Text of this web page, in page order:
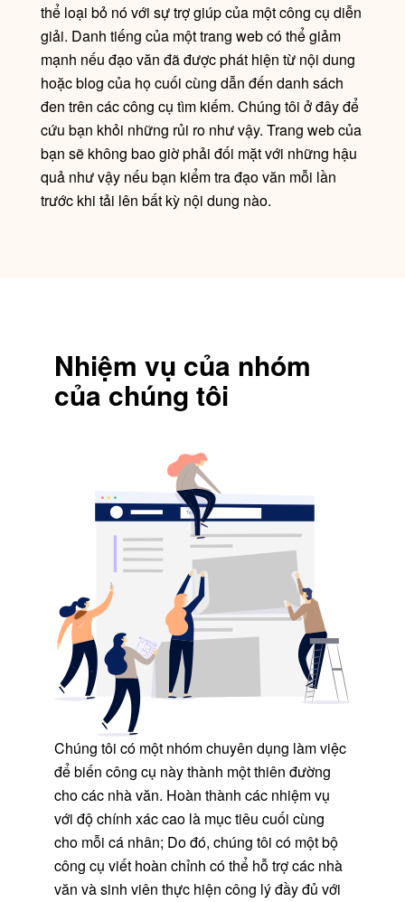
thể loại bỏ nó với sự trợ giúp của một công cụ diễn
giải. Danh tiếng của một trang web có thể giảm
mạnh nếu đạo văn đã được phát hiện từ nội dung
hoặc blog của họ cuối cùng dẫn đến danh sách
đen trên các công cụ tìm kiếm. Chúng tôi ở đây để
cứu bạn khỏi những rủi ro như vậy. Trang web của
bạn sẽ không bao giờ phải đối mặt với những hậu
quả như vậy nếu bạn kiểm tra đạo văn mỗi lần
trước khi tải lên bất kỳ nội dung nào.
Nhiệm vụ của nhóm
của chúng tôi
Chúng tôi có một nhóm chuyên dụng làm việc
để biến công cụ này thành một thiên đường
cho các nhà văn. Hoàn thành các nhiệm vụ
với độ chính xác cao là mục tiêu cuối cùng
cho mỗi cá nhân; Do đó, chúng tôi có một bộ
công cụ viết hoàn chỉnh có thể hỗ trợ các nhà
văn và sinh viên thực hiện công lý đầy đủ với